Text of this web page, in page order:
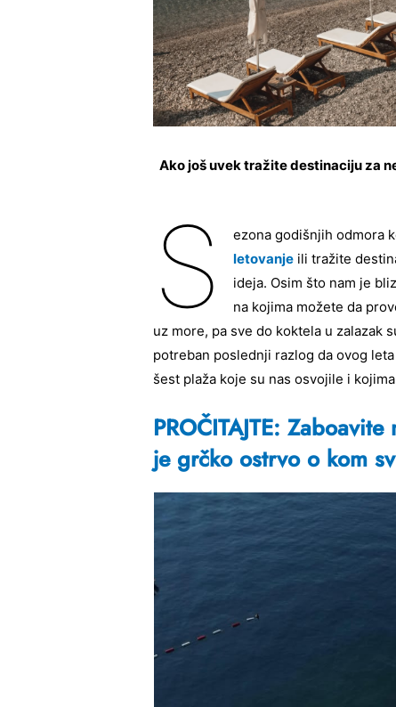
Ako još uvek tražite destinaciju za
S
ezona godišnjih odmora
letovanjeili tražite
ideja. Osim što nam je
na kojima možete da
uz more, pa sve do koktela u zalazak
potreban poslednji razlog da ovog
šest plaža koje su nas osvojile i
PROČITAJTE:
je grčko ostrvo o kom